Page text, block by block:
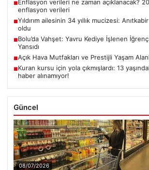
■Enflasyon verileri ne zaman açıklanacak?
enflasyon verileri
■Yıldırım ailesinin 34 yıllık mucizesi:
oldu
■Bolu’da Vahşet: Yavru Kediye İşlenen
Yansıdı
■Açık Hava Mutfakları ve Prestijli Yaşam
■Kuran kursu için yola çıkmışlardı: 13
haber alınamıyor!
Güncel
08/07/2026